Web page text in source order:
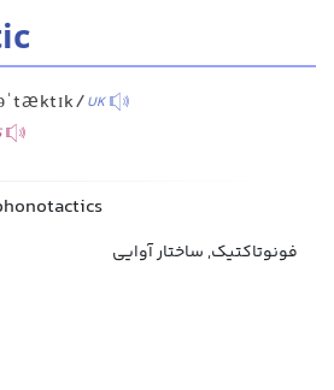
UK
فونوتاکتیک, ساختار آوایی